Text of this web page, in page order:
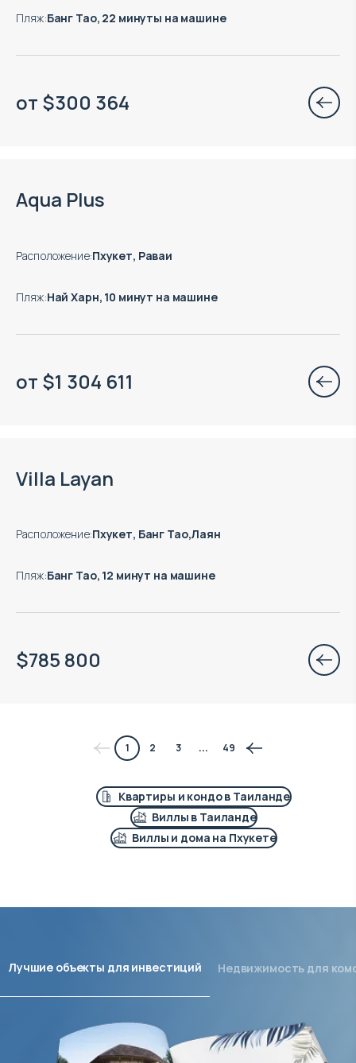
Пляж:Банг Тао, 22 минуты на машине
от $300 364
Aqua Plus
Расположение:Пхукет, Раваи
Пляж:Най Харн, 10 минут на машине
от $1 304 611
Villa Layan
Расположение:Пхукет, Банг Тао,Лаян
Пляж:Банг Тао, 12 минут на машине
$785 800
1 2 3 ... 49
Квартиры и кондо в Таиланде
Виллы в Таиланде
Виллы и дома на Пхукете
Лучшие объекты для инвестиций Недвижимость для